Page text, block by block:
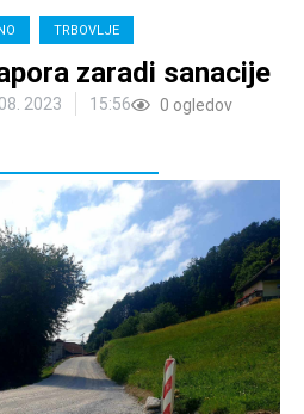
TRBOVLJE
zaradi sanacije
2023 15:56 0 ogledov